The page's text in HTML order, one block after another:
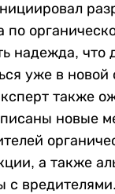
по
надежда, что
уже в новой
также
новые
а также
с вредителями.